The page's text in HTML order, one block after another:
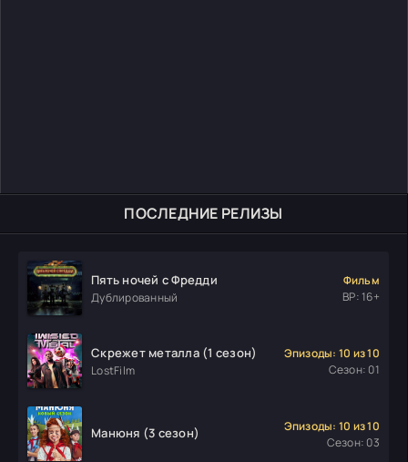
ПОСЛЕДНИЕ РЕЛИЗЫ
Пять ночей с Фредди
Дублированный
Фильм
ВР: 16+
Скрежет металла (1 сезон)
LostFilm
Эпизоды: 10 из 10
Сезон: 01
Манюня (3 сезон)
Эпизоды: 10 из 10
Сезон: 03